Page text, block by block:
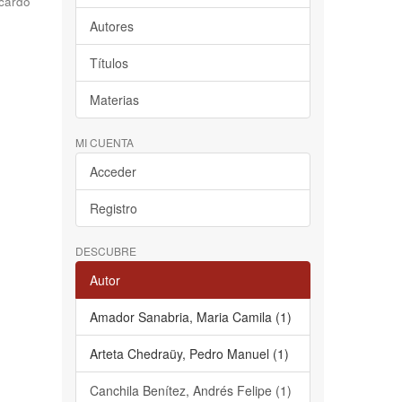
Autores
Títulos
Materias
MI CUENTA
Acceder
Registro
DESCUBRE
Autor
Amador Sanabria, Maria Camila (1)
Arteta Chedraüy, Pedro Manuel (1)
Canchila Benítez, Andrés Felipe (1)